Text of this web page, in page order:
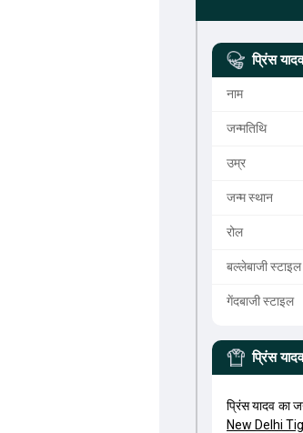
प्रिंस यादव
नाम
जन्मतिथि
उम्र
जन्म स्थान
रोल
बल्लेबाजी स्टाइल
गेंदबाजी स्टाइल
प्रिंस यादव
प्रिंस यादव का
New Delhi